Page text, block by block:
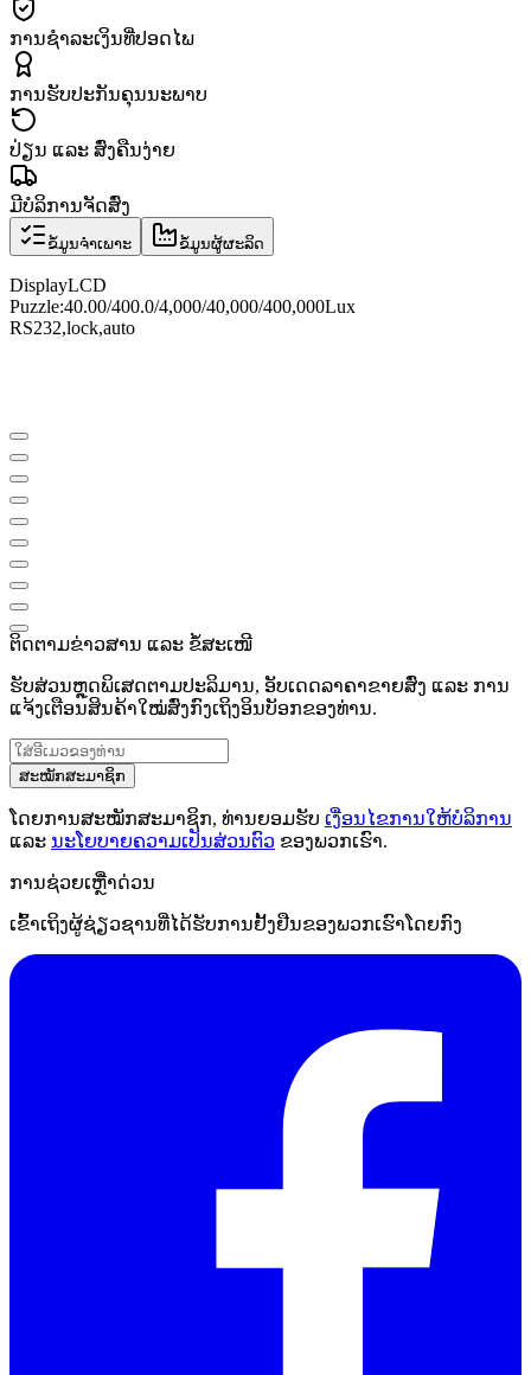
ການຊຳລະເງິນທີ່ປອດໄພ
ການຮັບປະກັນຄຸນນະພາບ
ປ່ຽນ ແລະ ສົ່ງຄືນງ່າຍ
ມີບໍລິການຈັດສົ່ງ
ຂໍ້ມູນຈຳເພາະ ຂໍ້ມູນຜູ້ຜະລິດ
DisplayLCD
Puzzle:40.00/400.0/4,000/40,000/400,000Lux
RS232,lock,auto
ຕິດຕາມຂ່າວສານ ແລະ ຂໍ້ສະເໜີ
ຮັບສ່ວນຫຼຸດພິເສດຕາມປະລິມານ, ອັບເດດລາຄາຂາຍສົ່ງ ແລະ ການ
ແຈ້ງເຕືອນສິນຄ້າໃໝ່ສົ່ງກົງເຖິງອິນບັອກຂອງທ່ານ.
ສະໝັກສະມາຊິກ
ໂດຍການສະໝັກສະມາຊິກ, ທ່ານຍອມຮັບ ເງື່ອນໄຂການໃຫ້ບໍລິການ
ແລະ ນະໂຍບາຍຄວາມເປັນສ່ວນຕົວ ຂອງພວກເຮົາ.
ການຊ່ວຍເຫຼືໍາດ່ວນ
ເຂົ້າເຖິງຜູ້ຊ່ຽວຊານທີ່ໄດ້ຮັບການຢັ້ງຢືນຂອງພວກເຮົາໂດຍກົງ